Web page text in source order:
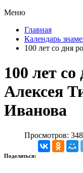
Меню
Главная
Календарь
100 лет со дня
100 лет
Алексея
Иванова
Просмотров: 348
Поделиться: